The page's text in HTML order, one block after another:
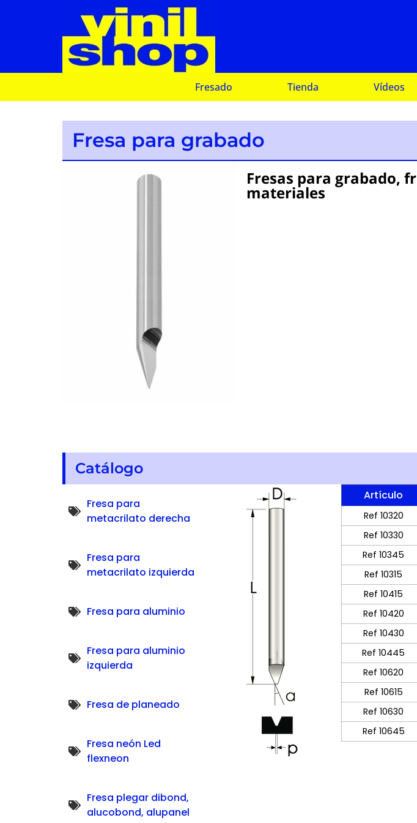
Fresado Tienda Vídeos
Fresa para grabado
Fresas para grabado,
materiales
Catálogo
Fresa para
metacrilato derecha
Fresa para
metacrilato izquierda
Fresa para aluminio
Fresa para aluminio
izquierda
Fresa de planeado
Fresa neón Led
flexneon
Fresa plegar dibond,
alucobond, alupanel
Artículo
Ref 10320
Ref 10330
Ref 10345
Ref 10315
Ref 10415
Ref 10420
Ref 10430
Ref 10445
Ref 10620
Ref 10615
Ref 10630
Ref 10645